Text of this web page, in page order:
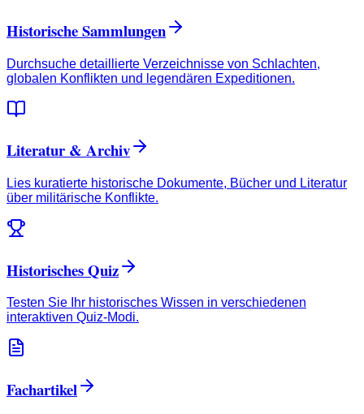
Historische Sammlungen
Durchsuche detaillierte Verzeichnisse von Schlachten,
globalen Konflikten und legendären Expeditionen.
Literatur & Archiv
Lies kuratierte historische Dokumente, Bücher und Literatur
über militärische Konflikte.
Historisches Quiz
Testen Sie Ihr historisches Wissen in verschiedenen
interaktiven Quiz-Modi.
Fachartikel